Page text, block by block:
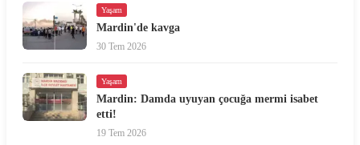
Yaşam
Mardin'de kavga
30 Tem 2026
Yaşam
Mardin: Damda uyuyan çocuğa mermi isabet
etti!
19 Tem 2026